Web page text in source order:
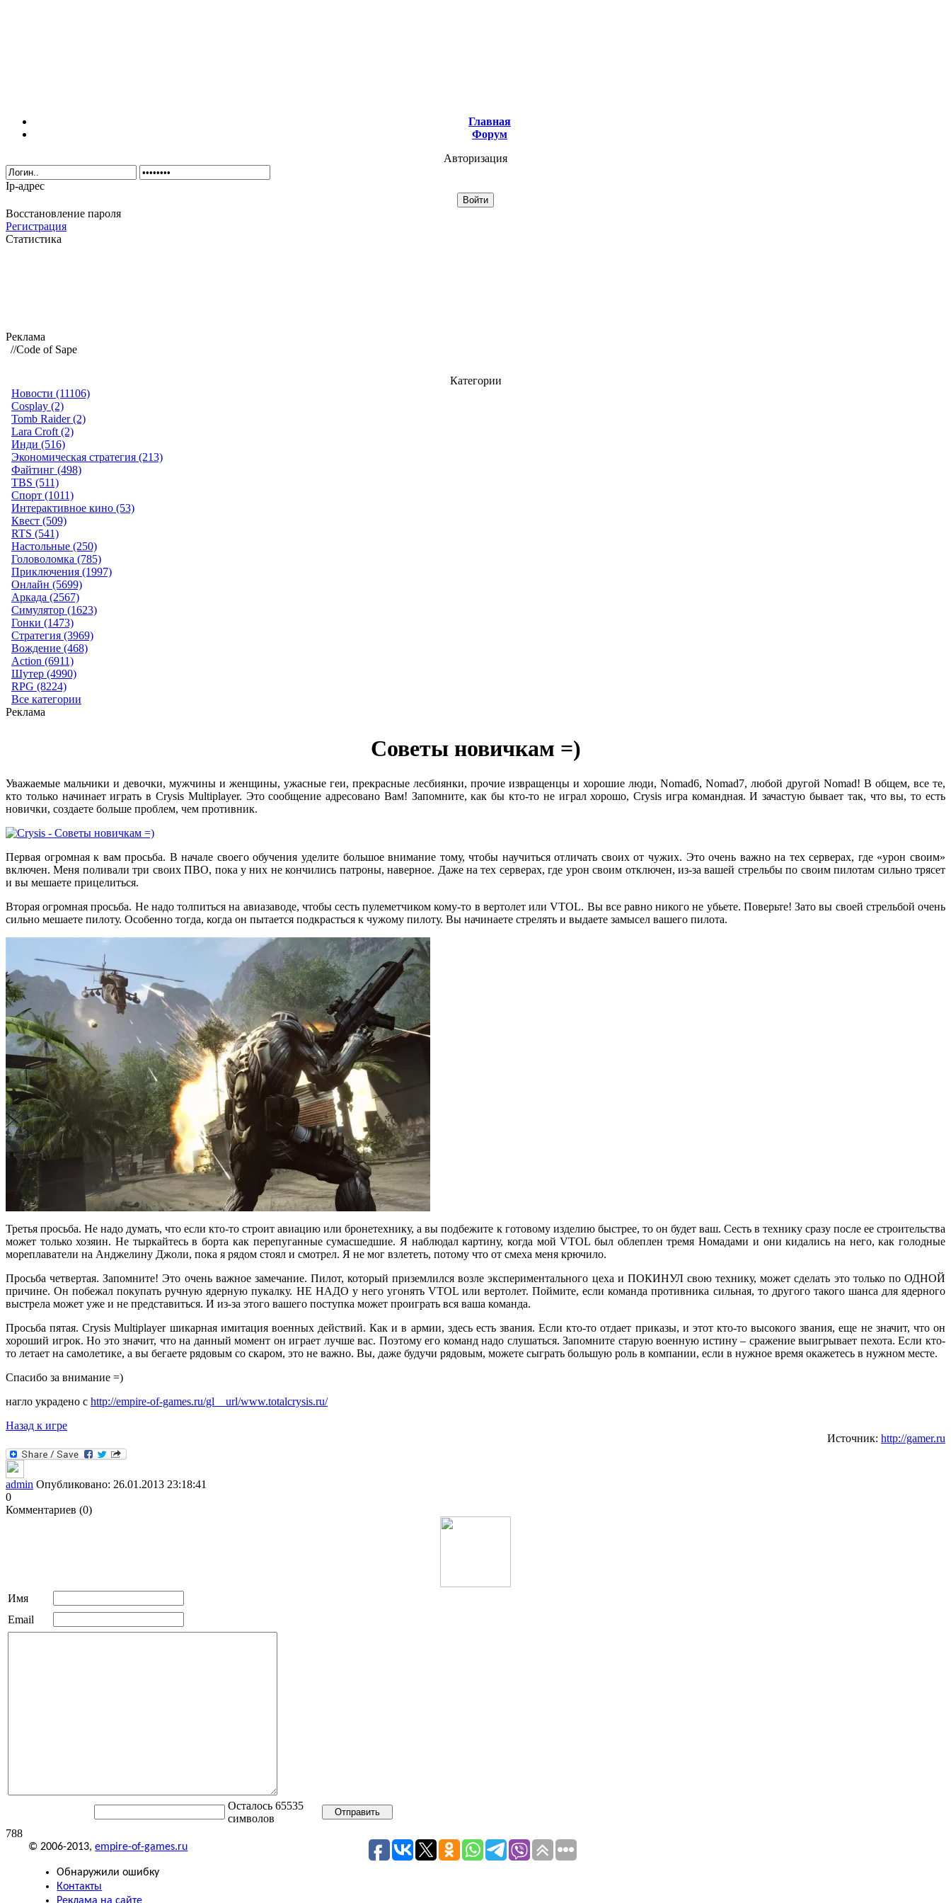
Главная
Форум
Авторизация
Ip-адрес
Восстановление пароля
Регистрация
Статистика
Реклама
//Code of Sape
Категории
Новости (11106)
Cosplay (2)
Tomb Raider (2)
Lara Croft (2)
Инди (516)
Экономическая стратегия (213)
Файтинг (498)
TBS (511)
Спорт (1011)
Интерактивное кино (53)
Квест (509)
RTS (541)
Настольные (250)
Головоломка (785)
Приключения (1997)
Онлайн (5699)
Аркада (2567)
Симулятор (1623)
Гонки (1473)
Стратегия (3969)
Вождение (468)
Action (6911)
Шутер (4990)
RPG (8224)
Все категории
Реклама
Советы новичкам =)
Уважаемые мальчики и девочки, мужчины и женщины, ужасные геи, прекрасные лесбиянки, прочие извращенцы и хорошие люди, Nomad6, Nomad7, любой другой Nomad! В общем, все те,
кто только начинает играть в Crysis Multiplayer. Это сообщение адресовано Вам! Запомните, как бы кто-то не играл хорошо, Crysis игра командная. И зачастую бывает так, что вы, то есть
новички, создаете больше проблем, чем противник.
Первая огромная к вам просьба. В начале своего обучения уделите большое внимание тому, чтобы научиться отличать своих от чужих. Это очень важно на тех серверах, где «урон своим»
включен. Меня поливали три своих ПВО, пока у них не кончились патроны, наверное. Даже на тех серверах, где урон своим отключен, из-за вашей стрельбы по своим пилотам сильно трясет
и вы мешаете прицелиться.
Вторая огромная просьба. Не надо толпиться на авиазаводе, чтобы сесть пулеметчиком кому-то в вертолет или VTOL. Вы все равно никого не убьете. Поверьте! Зато вы своей стрельбой очень
сильно мешаете пилоту. Особенно тогда, когда он пытается подкрасться к чужому пилоту. Вы начинаете стрелять и выдаете замысел вашего пилота.
Третья просьба. Не надо думать, что если кто-то строит авиацию или бронетехнику, а вы подбежите к готовому изделию быстрее, то он будет ваш. Сесть в технику сразу после ее строительства
может только хозяин. Не тыркайтесь в борта как перепуганные сумасшедшие. Я наблюдал картину, когда мой VTOL был облеплен тремя Номадами и они кидались на него, как голодные
мореплаватели на Анджелину Джоли, пока я рядом стоял и смотрел. Я не мог взлететь, потому что от смеха меня крючило.
Просьба четвертая. Запомните! Это очень важное замечание. Пилот, который приземлился возле экспериментального цеха и ПОКИНУЛ свою технику, может сделать это только по ОДНОЙ
причине. Он побежал покупать ручную ядерную пукалку. НЕ НАДО у него угонять VTOL или вертолет. Поймите, если команда противника сильная, то другого такого шанса для ядерного
выстрела может уже и не представиться. И из-за этого вашего поступка может проиграть вся ваша команда.
Просьба пятая. Crysis Multiplayer шикарная имитация военных действий. Как и в армии, здесь есть звания. Если кто-то отдает приказы, и этот кто-то высокого звания, еще не значит, что он
хороший игрок. Но это значит, что на данный момент он играет лучше вас. Поэтому его команд надо слушаться. Запомните старую военную истину – сражение выигрывает пехота. Если кто-
то летает на самолетике, а вы бегаете рядовым со скаром, это не важно. Вы, даже будучи рядовым, можете сыграть большую роль в компании, если в нужное время окажетесь в нужном месте.
Спасибо за внимание =)
нагло украдено с http://empire-of-games.ru/gl__url/www.totalcrysis.ru/
Назад к игре
Источник: http://gamer.ru
admin Опубликовано: 26.01.2013 23:18:41
0
Комментариев (0)
Имя
Email
Осталось 65535
символов
788
© 2006-2013,empire-of-games.ru
Обнаружили ошибку
Контакты